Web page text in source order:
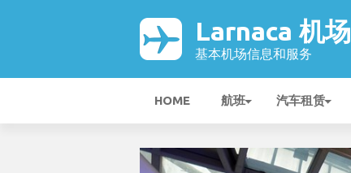
Larnaca 机场
基本机场信息和服务
HOME 航班 汽车租赁